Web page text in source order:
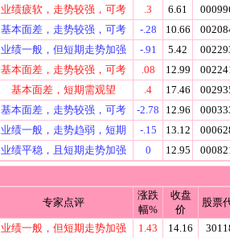
业绩疲软，走势较强，可考 .3 6.61
基本面差，走势较强，可考 -.28 10.66
业绩一般，但短期走势加强 -.91 5.42
基本面差，走势较强，可考 .08 12.99
基本面差，短期需观望 .4 17.46
基本面差，走势较强，可考 -2.78 12.96
业绩一般，走势趋弱，短期 -.15 13.12
业绩平稳，且短期走势加强 0 12.95
专家点评
涨跌
幅%
收盘
价
股票
业绩一般，但短期走势加强 1.43 14.16